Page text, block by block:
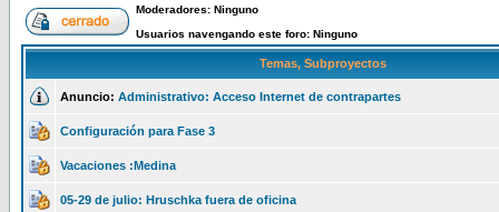
Moderadores: Ninguno
Usuarios navengando este foro: Ninguno
Temas, Subproyectos
Anuncio: Administrativo: Acceso Internet de contrapartes
Configuración para Fase 3
Vacaciones :Medina
05-29 de julio: Hruschka fuera de oficina